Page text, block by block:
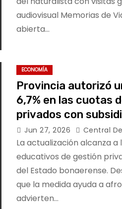
audiovisual Memorias de
abierta…
ECONOMÍA
Provincia autorizó
6,7% en las cuotas
privados con
Jun 27, 2026 Central
La actualización alcanza
educativos de gestión
del Estado bonaerense.
que la medida ayuda a
advierten…